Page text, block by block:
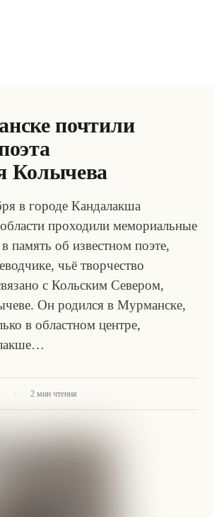
почтили
Колычева
в городе Кандалакша
проходили мемориальные
память об известном поэте,
чьё творчество
с Кольским Севером,
Он родился в Мурманске,
в областном центре,
· 2 мин чтения